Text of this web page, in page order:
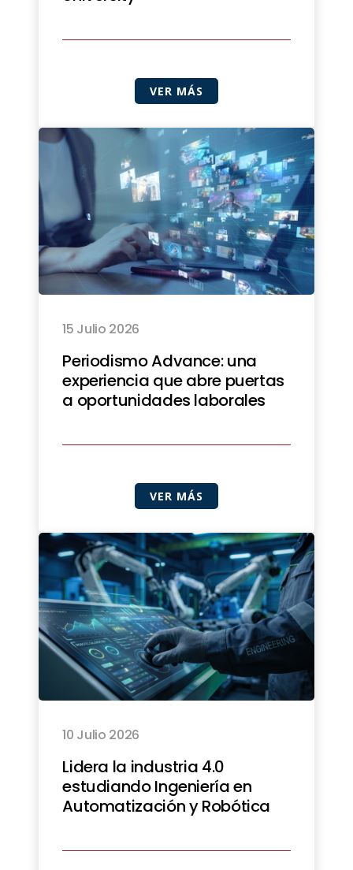
VER MÁS
15 Julio 2026
Periodismo Advance: una
experiencia que abre puertas
a oportunidades laborales
VER MÁS
10 Julio 2026
Lidera la industria 4.0
estudiando Ingeniería en
Automatización y Robótica